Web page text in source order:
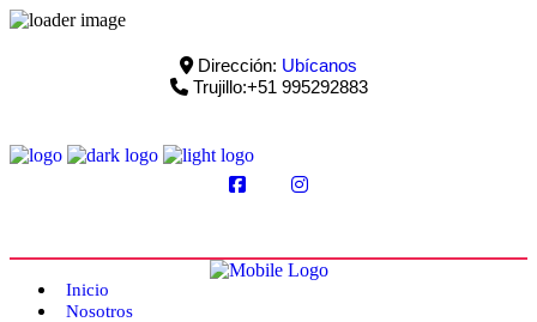
Dirección: Ubícanos
Trujillo:+51 995292883
Inicio
Nosotros